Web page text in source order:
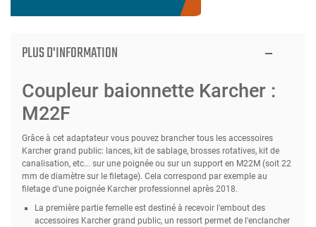
PLUS D'INFORMATION
Coupleur baionnette Karcher :
M22F
Grâce à cet adaptateur vous pouvez brancher tous les accessoires
Karcher grand public: lances, kit de sablage, brosses rotatives, kit de
canalisation, etc... sur une poignée ou sur un support en M22M (soit 22
mm de diamètre sur le filetage). Cela correspond par exemple au
filetage d'une poignée Karcher professionnel après 2018.
La première partie femelle est destiné à recevoir l'embout des
accessoires Karcher grand public, un ressort permet de l'enclancher